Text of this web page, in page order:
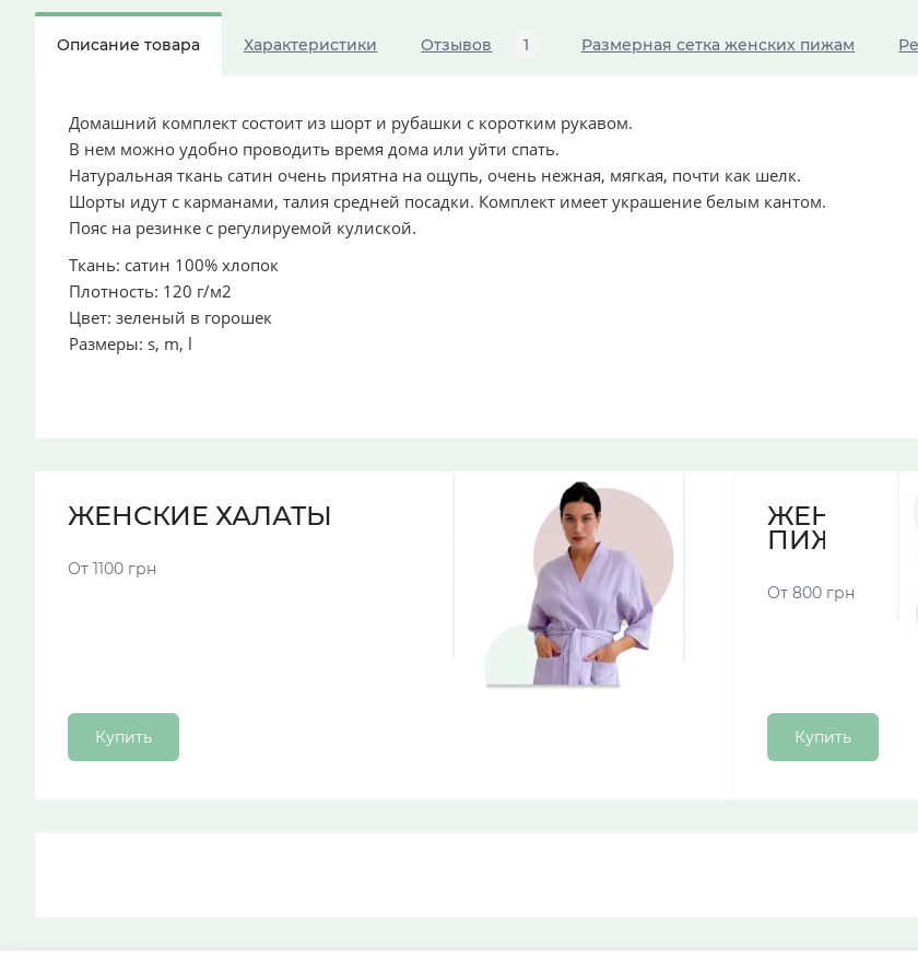
Описание товара Характеристики Отзывов 1 Размерная сетка женских пижам
Домашний комплект состоит из шорт и рубашки с коротким рукавом.
В нем можно удобно проводить время дома или уйти спать.
Натуральная ткань сатин очень приятна на ощупь, очень нежная, мягкая, почти как шелк.
Шорты идут с карманами, талия средней посадки. Комплект имеет украшение белым кантом.
Пояс на резинке с регулируемой кулиской.
Ткань: сатин 100% хлопок
Плотность: 120 г/м2
Цвет: зеленый в горошек
Размеры: s, m, l
ЖЕНСКИЕ ХАЛАТЫ
От 1100 грн
Купить
ЖЕНСКИЕ
ПИЖАМЫ
От 800 грн
Купить